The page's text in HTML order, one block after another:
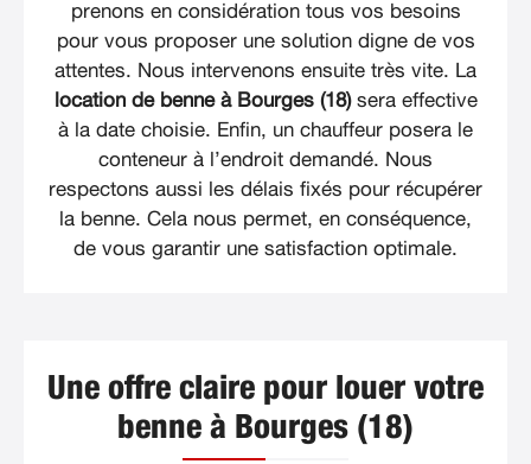
prenons en considération tous vos besoins
pour vous proposer une solution digne de vos
attentes. Nous intervenons ensuite très vite. La
location de benne à Bourges (18)sera effective
à la date choisie. Enfin, un chauffeur posera le
conteneur à l’endroit demandé. Nous
respectons aussi les délais fixés pour récupérer
la benne. Cela nous permet, en conséquence,
de vous garantir une satisfaction optimale.
Une offre claire pour louer votre
benne à Bourges (18)